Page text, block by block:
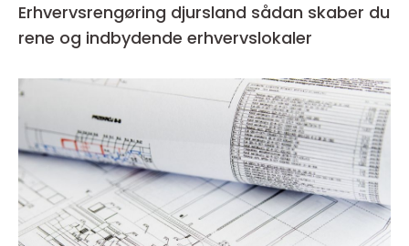
Erhvervsrengøring djursland sådan skaber du
rene og indbydende erhvervslokaler